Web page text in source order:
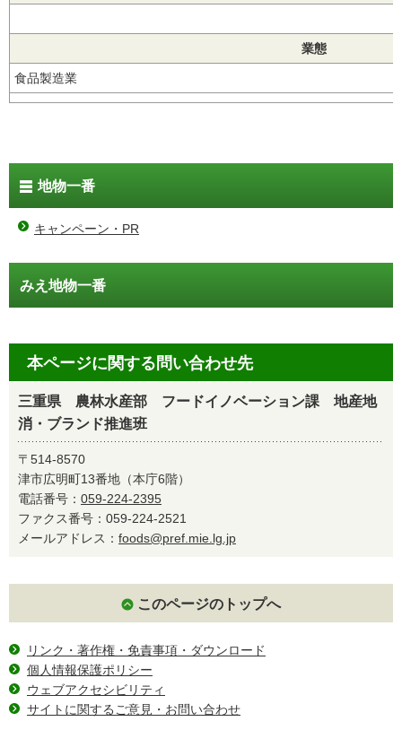
業態
食品製造業
地物一番
キャンペーン・PR
みえ地物一番
本ページに関する問い合わせ先
三重県 農林水産部 フードイノベーション課 地産地
消・ブランド推進班
〒514-8570
津市広明町13番地（本庁6階）
電話番号： 059-224-2395
ファクス番号：059-224-2521
メールアドレス： foods@pref.mie.lg.jp
このページのトップへ
リンク・著作権・免責事項・ダウンロード
個人情報保護ポリシー
ウェブアクセシビリティ
サイトに関するご意見・お問い合わせ